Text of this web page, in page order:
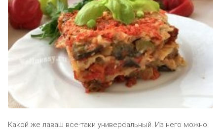
Какой же лаваш все-таки универсальный. Из него можно